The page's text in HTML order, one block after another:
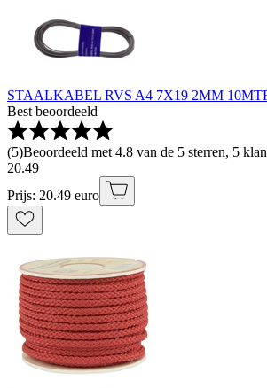
STAALKABEL RVS A4 7X19 2MM
Best beoordeeld
(5)Beoordeeld met 4.8 van de 5 sterren, 5
20.49
Prijs: 20.49 euro